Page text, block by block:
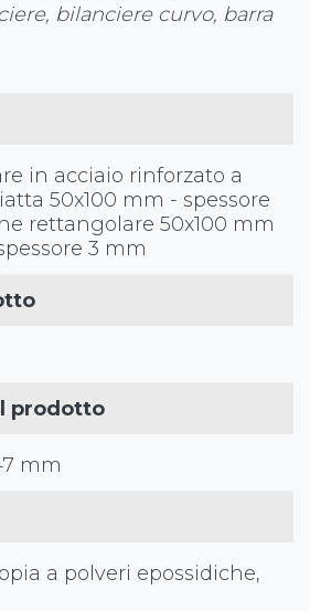
bilanciere curvo, barra
in acciaio rinforzato a
50x100 mm - spessore
rettangolare 50x100 mm
3 mm
prodotto
mm
a polveri epossidiche,